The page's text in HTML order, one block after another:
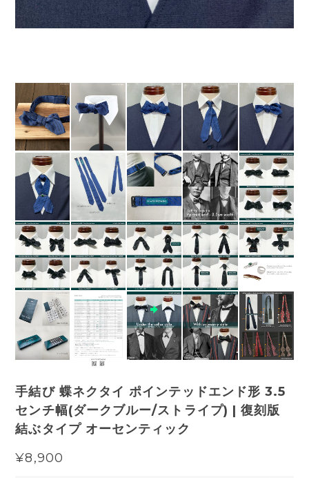
手結び 蝶ネクタイ ポインテッドエンド形 3.5
センチ幅(ダークブルー/ストライプ) | 復刻版
結ぶタイプ オーセンティック
¥8,900